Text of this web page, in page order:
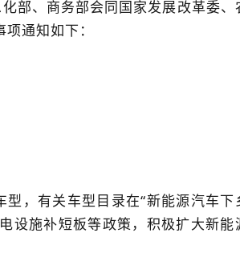
部、商务部会同国家发展改革委、
通知如下：
，有关车型目录在“新能源汽车下
设施补短板等政策，积极扩大新能